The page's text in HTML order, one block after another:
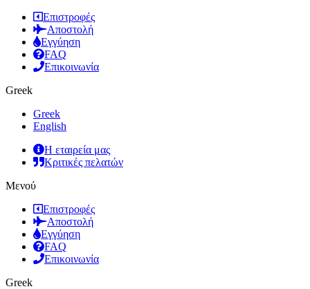
Επιστροφές
Αποστολή
Εγγύηση
FAQ
Επικοινωνία
Greek
Greek
English
Η εταιρεία μας
Κριτικές πελατών
Μενού
Επιστροφές
Αποστολή
Εγγύηση
FAQ
Επικοινωνία
Greek